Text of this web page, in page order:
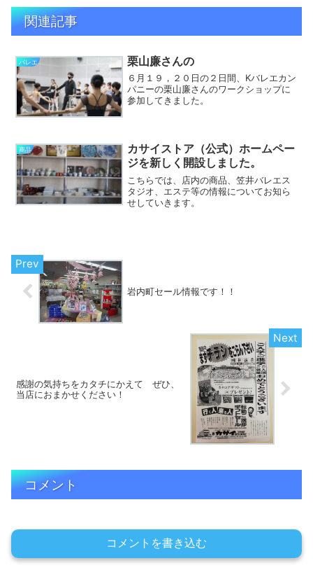
関連記事
バレエ 栗山廉さんの
６月１９，２０日の２日間、Kバレエカン
パニーの栗山廉さんのワークショップに
参加してきました。
商品
カサイストア（公式）ホームペー
ジを新しく開設しました。
こちらでは、店内の商品、笠井バレエス
タジオ、エステ等の情報についてお知ら
せしていきます。
岩内町セール情報です！！
感謝の気持ちをカタチにかえて ぜひ、
当店におまかせください！
コメント
コメントを書き込む